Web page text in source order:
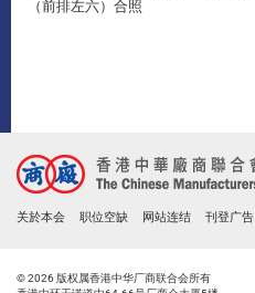
（前排左六）合照
关於本会 职位空缺 网站连结 刊登广告
© 2026 版权属香港中华厂商联合会所有